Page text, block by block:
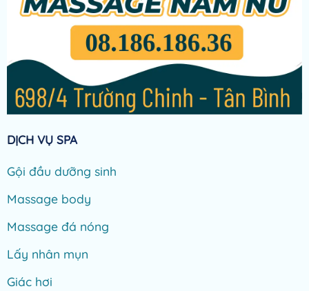
DỊCH VỤ SPA
Gội đầu dưỡng sinh
Massage body
Massage đá nóng
Lấy nhân mụn
Giác hơi